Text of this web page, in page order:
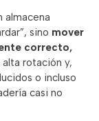
almacena
sino mover
correcto,
alta rotación y,
o incluso
casi no